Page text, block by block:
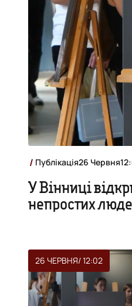
Публікація26 Червня
У Вінниці
непростих
26 ЧЕРВНЯ/ 12:02